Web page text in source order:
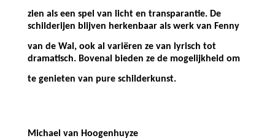
zien als een spel van licht en transparantie. De
schilderijen blijven herkenbaar als werk van Fenny
van de Wal, ook al variëren ze van lyrisch tot
dramatisch. Bovenal bieden ze de mogelijkheid om
te genieten van pure schilderkunst.
Michael van Hoogenhuyze